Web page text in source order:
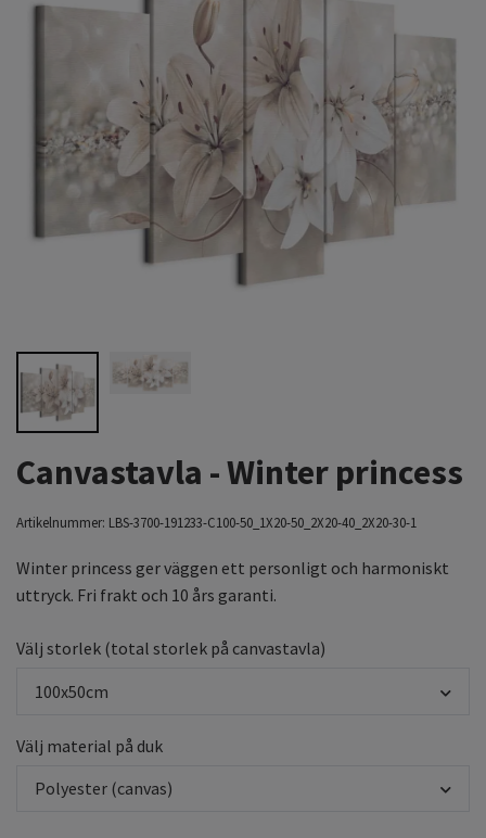
Canvastavla - Winter princess
Artikelnummer: LBS-3700-191233-C100-50_1X20-50_2X20-40_2X20-30-1
Winter princess ger väggen ett personligt och harmoniskt
uttryck. Fri frakt och 10 års garanti.
Välj storlek (total storlek på canvastavla)
100x50cm
Välj material på duk
Polyester (canvas)